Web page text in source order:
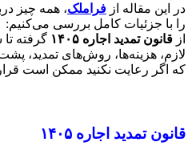
در این مقاله از فراملک
را با جزئیات کامل بررسی می‌کنیم:
از قانون تمدید اجاره ۱۴۰۵
گرفته
لازم، هزینه‌ها، روش‌های تمدید،
که اگر رعایت نکنید ممکن است
قانون تمدید اجاره ۱۴۰۵